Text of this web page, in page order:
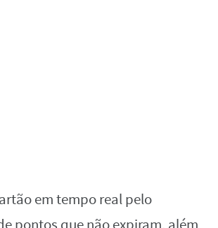
em tempo real pelo